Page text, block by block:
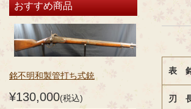
おすすめ商品
銘不明和製管打ち式銃
¥130,000(税込)
表
刃